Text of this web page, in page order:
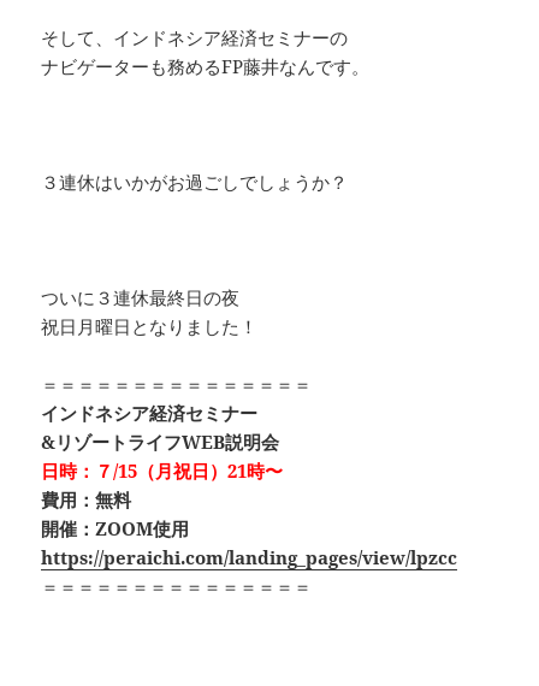
そして、インドネシア経済セミナーの
ナビゲーターも務めるFP藤井なんです。
３連休はいかがお過ごしでしょうか？
ついに３連休最終日の夜
祝日月曜日となりました！
＝＝＝＝＝＝＝＝＝＝＝＝＝＝＝
インドネシア経済セミナー
&リゾートライフWEB説明会
日時：７/15（月祝日）21時〜
費用：無料
開催：ZOOM使用
https://peraichi.com/landing_pages/view/lpzcc
＝＝＝＝＝＝＝＝＝＝＝＝＝＝＝